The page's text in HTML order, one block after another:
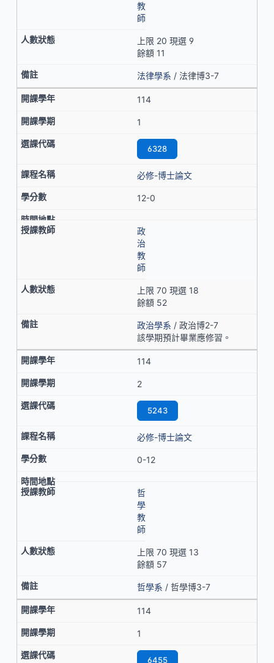
教
師
上限 20 現選 9
餘額 11
法律學系 / 法律博3-7
114
1
6328
必修-博士論文
12-0
政
治
教
師
上限 70 現選 18
餘額 52
政治學系 / 政治博2-7
該學期預計畢業應修習。
114
2
5243
必修-博士論文
0-12
哲
學
教
師
上限 70 現選 13
餘額 57
哲學系 / 哲學博3-7
114
1
6455